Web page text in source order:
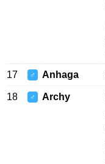
17 ♂ Anhaga
18 ♂ Archy